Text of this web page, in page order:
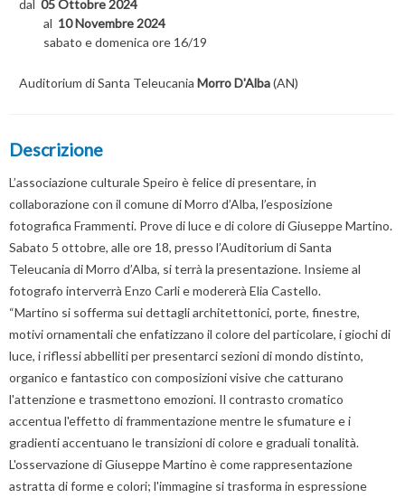
dal 05 Ottobre 2024
al 10 Novembre 2024
sabato e domenica ore 16/19
Auditorium di Santa Teleucania Morro D'Alba(AN)
Descrizione
L’associazione culturale Speiro è felice di presentare, in
collaborazione con il comune di Morro d’Alba, l’esposizione
fotografica Frammenti. Prove di luce e di colore di Giuseppe Martino.
Sabato 5 ottobre, alle ore 18, presso l’Auditorium di Santa
Teleucania di Morro d’Alba, si terrà la presentazione. Insieme al
fotografo interverrà Enzo Carli e modererà Elia Castello.
“Martino si sofferma sui dettagli architettonici, porte, finestre,
motivi ornamentali che enfatizzano il colore del particolare, i giochi di
luce, i riflessi abbelliti per presentarci sezioni di mondo distinto,
organico e fantastico con composizioni visive che catturano
l'attenzione e trasmettono emozioni. Il contrasto cromatico
accentua l'effetto di frammentazione mentre le sfumature e i
gradienti accentuano le transizioni di colore e graduali tonalità.
L'osservazione di Giuseppe Martino è come rappresentazione
astratta di forme e colori; l'immagine si trasforma in espressione